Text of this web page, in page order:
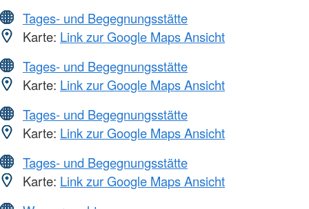
Tages- und Begegnungsstätte
Karte: Link zur Google Maps Ansicht
Tages- und Begegnungsstätte
Karte: Link zur Google Maps Ansicht
Tages- und Begegnungsstätte
Karte: Link zur Google Maps Ansicht
Tages- und Begegnungsstätte
Karte: Link zur Google Maps Ansicht